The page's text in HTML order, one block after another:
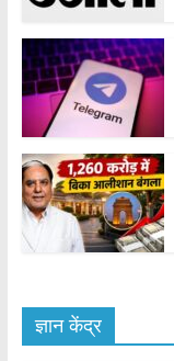
ज्ञान केंद्र